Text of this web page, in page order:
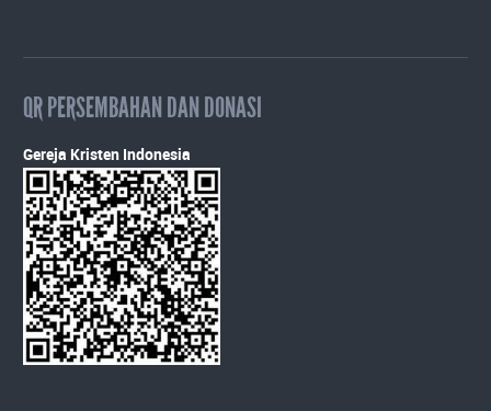
QR PERSEMBAHAN DAN DONASI
Gereja Kristen Indonesia